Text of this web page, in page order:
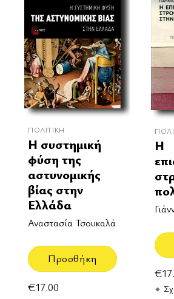
ΠΟΛΙΤΙΚΉ
Η συστημική
φύση της
αστυνομικής
βίας στην
Ελλάδα
Αναστασία Τσουκαλά
Προσθήκη
€17.00
Η
€